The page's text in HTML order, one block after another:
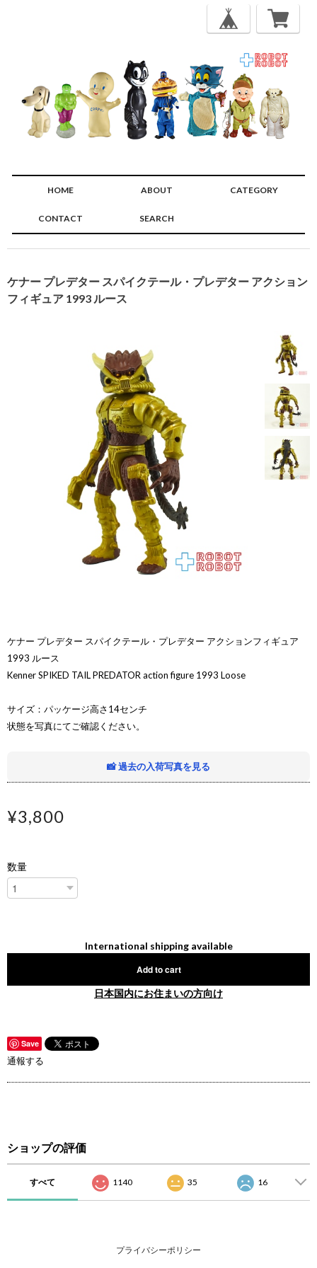
HOME ABOUT CATEGORY
CONTACT SEARCH
ケナー プレデター スパイクテール・プレデター アクション
フィギュア 1993 ルース
ケナー プレデター スパイクテール・プレデター アクションフィギュア
1993 ルース
Kenner SPIKED TAIL PREDATOR action figure 1993 Loose
サイズ：パッケージ高さ14センチ
状態を写真にてご確認ください。
📸 過去の入荷写真を見る
¥3,800
数量
International shipping available
Add to cart
日本国内にお住まいの方向け
Save
通報する
ショップの評価
すべて 1140 35 16
プライバシーポリシー